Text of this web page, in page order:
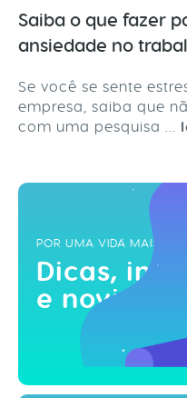
Saiba o que fazer
ansiedade no
Se você se sente
empresa, saiba que
com uma pesquisa ...
POR UMA VIDA MAIS ZEN
Dicas,
e